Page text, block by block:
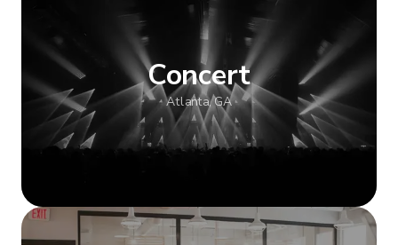
Concert
Atlanta, GA
Afficher plus